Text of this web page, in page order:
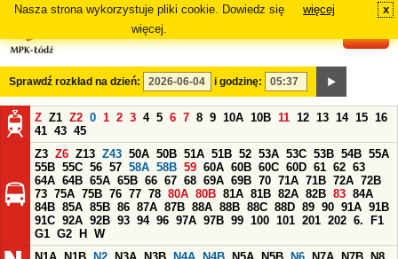
Nasza strona wykorzystuje pliki cookie. Dowiedz się
więcej.
więcej x
Sprawdź rozkład na dzień: i godzinę:
Z Z1 Z2 0 1 2 3 4 5 6 7 8 9 10A 10B 11 12 13 14 15 16
41 43 45
Z3 Z6 Z13 Z43 50A 50B 51A 51B 52 53A 53C 53B 54B 55A
55B 55C 56 57 58A 58B 59 60A 60B 60C 60D 61 62 63
64A 64B 65A 65B 66 67 68 69A 69B 70 71A 71B 72A 72B
73 75A 75B 76 77 78 80A 80B 81A 81B 82A 82B 83 84A
84B 85A 85B 86 87A 87B 88A 88B 88C 88D 89 90 91A 91B
91C 92A 92B 93 94 96 97A 97B 99 100 101 201 202 6.
F1
G1 G2 H
W